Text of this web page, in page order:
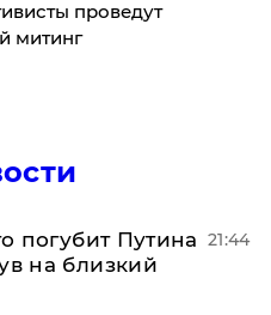
проведут
митинг
погубит Путина
на близкий
21:44